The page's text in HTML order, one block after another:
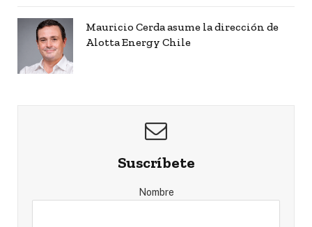
Mauricio Cerda asume la dirección de
Alotta Energy Chile
Suscríbete
Nombre